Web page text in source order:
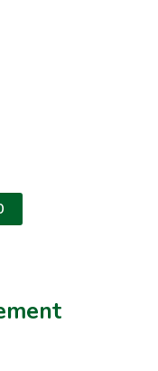
FENÊTRE)